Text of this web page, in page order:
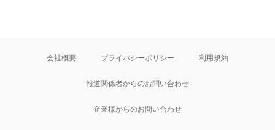
会社概要 プライバシーポリシー 利用規約
報道関係者からのお問い合わせ
企業様からのお問い合わせ